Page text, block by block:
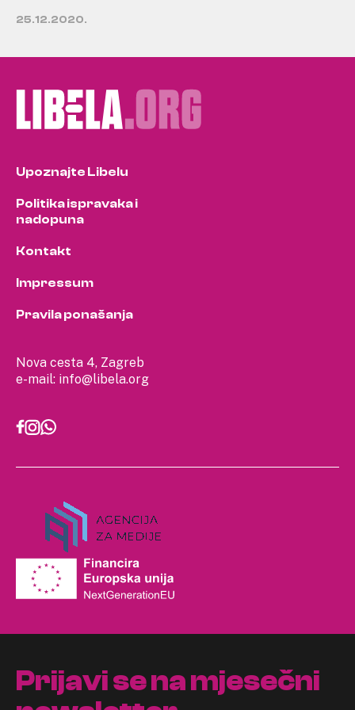
25.12.2020.
Nova cesta 4, Zagreb
e-mail: info@libela.org
Upoznajte Libelu
Politika ispravaka i
nadopuna
Kontakt
Impressum
Pravila ponašanja
Prijavi se na mjesečni